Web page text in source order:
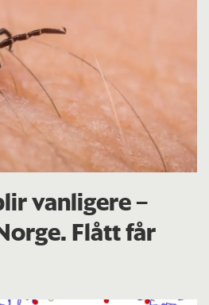
vanligere –
Flått får